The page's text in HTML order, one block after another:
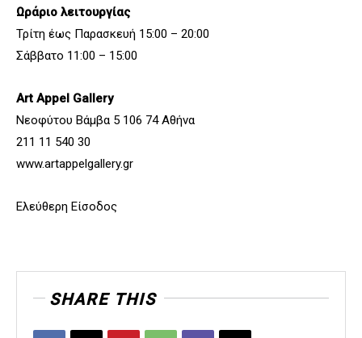
Ωράριο λειτουργίας
Τρίτη έως Παρασκευή 15:00 – 20:00
Σάββατο 11:00 – 15:00
Art Appel Gallery
Νεοφύτου Βάμβα 5 106 74 Αθήνα
211 11 540 30
www.artappelgallery.gr
Ελεύθερη Είσοδος
SHARE THIS